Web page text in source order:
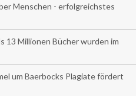
Menschen - erfolgreichstes
13 Millionen Bücher wurden im
um Baerbocks Plagiate fördert